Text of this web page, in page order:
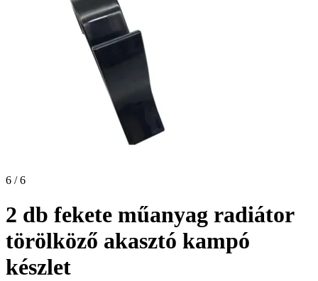
6 / 6
2 db fekete műanyag radiátor
törölköző akasztó kampó
készlet